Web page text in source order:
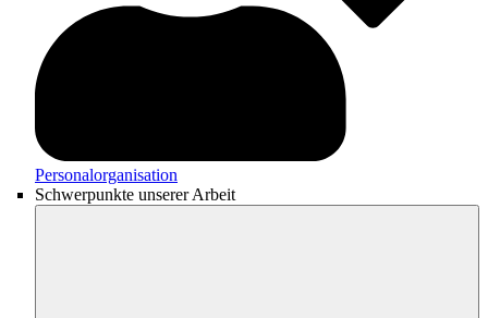
Personalorganisation
Schwerpunkte unserer Arbeit